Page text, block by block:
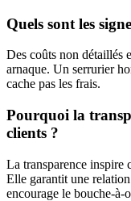
Quels sont les
Des coûts non détaillés
arnaque. Un serrurier
cache pas les frais.
Pourquoi la
clients ?
La transparence inspire
Elle garantit une
encourage le bouche-à-